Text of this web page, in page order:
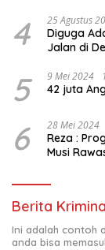
4 25 Agustus
Diguga
Jalan di
5 9 Mei 2024
42 juta
6 28 Mei 2024
Reza :
Musi
Berita
Ini adalah contoh
anda bisa